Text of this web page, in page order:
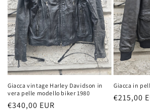
Giacca vintage Harley Davidson in
vera pelle modello biker 1980
Prezzo
€340,00 EUR
Giacca in
Prezzo
€215,00